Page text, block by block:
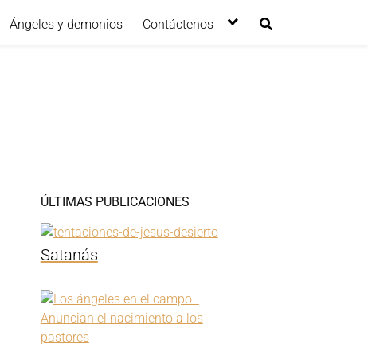
Ángeles y demonios Contáctenos
ÚLTIMAS PUBLICACIONES
Satanás